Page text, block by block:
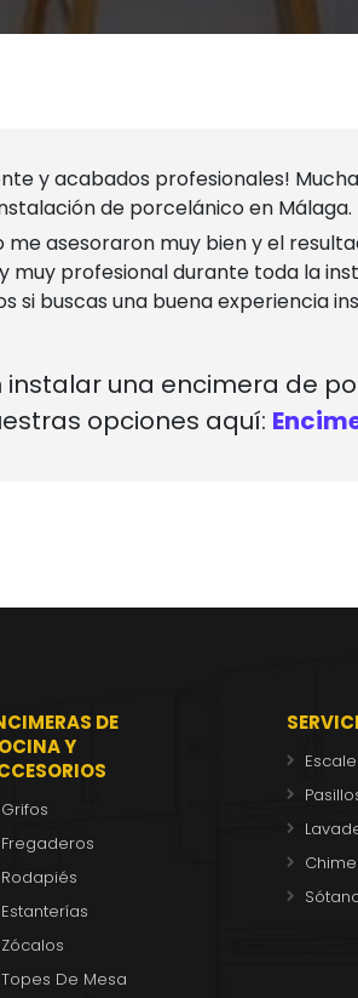
y acabados profesionales!
de porcelánico en Málaga.
asesoraron muy bien y el
muy profesional durante toda la
si buscas una buena experiencia
instalar una encimera de
opciones aquí:
DE
Y
Grifos
Fregaderos
Rodapiés
Estanterías
Zócalos
Topes De Mesa